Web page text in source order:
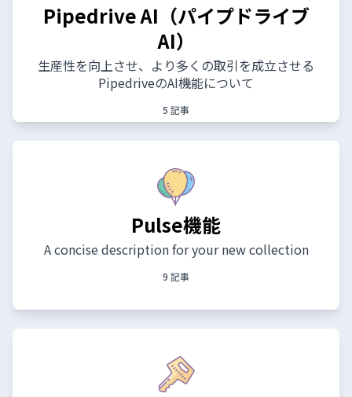
Pipedrive AI（パイプドライブ
AI）
生産性を向上させ、より多くの取引を成立させる
PipedriveのAI機能について
5 記事
Pulse機能
A concise description for your new collection
9 記事